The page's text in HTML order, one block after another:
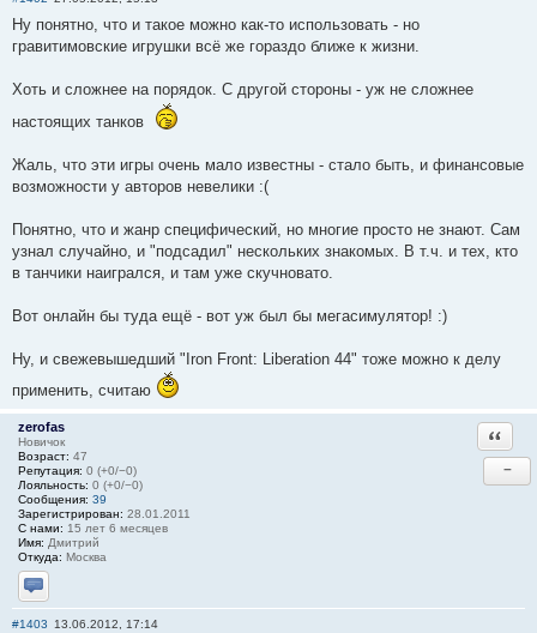
Ну понятно, что и такое можно как-то использовать - но
гравитимовские игрушки всё же гораздо ближе к жизни.
Хоть и сложнее на порядок. С другой стороны - уж не сложнее
настоящих танков
Жаль, что эти игры очень мало известны - стало быть, и финансовые
возможности у авторов невелики :(
Понятно, что и жанр специфический, но многие просто не знают. Сам
узнал случайно, и "подсадил" нескольких знакомых. В т.ч. и тех, кто
в танчики наигрался, и там уже скучновато.
Вот онлайн бы туда ещё - вот уж был бы мегасимулятор! :)
Ну, и свежевышедший "Iron Front: Liberation 44" тоже можно к делу
применить, считаю
zerofas
Новичок
Возраст: 47
Репутация: 0 (+0/−0)
Лояльность: 0 (+0/−0)
Сообщения: 39
Зарегистрирован: 28.01.2011
С нами: 15 лет 6 месяцев
Имя: Дмитрий
Откуда: Москва
Отправить личное сообщение
−
#1403 13.06.2012, 17:14